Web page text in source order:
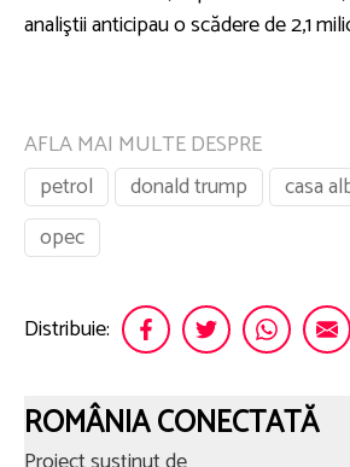
analiştii anticipau o scădere de 2,1
AFLA MAI MULTE DESPRE
petrol
donald trump casa
opec
Distribuie:
ROMÂNIA CONECTATĂ